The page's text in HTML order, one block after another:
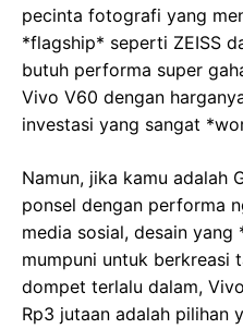
pecinta fotografi yang
*flagship* seperti ZEISS
butuh performa super
Vivo V60 dengan
investasi yang sangat
Namun, jika kamu adalah
ponsel dengan performa
media sosial, desain
mumpuni untuk berkreasi
dompet terlalu dalam,
Rp3 jutaan adalah pilihan